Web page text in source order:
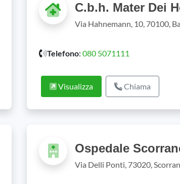
C.b.h. Mater Dei
Via Hahnemann, 10, 70100,
Telefono: 080 5071111
Visualizza Chiama
Ospedale
Via Delli Ponti, 73020,